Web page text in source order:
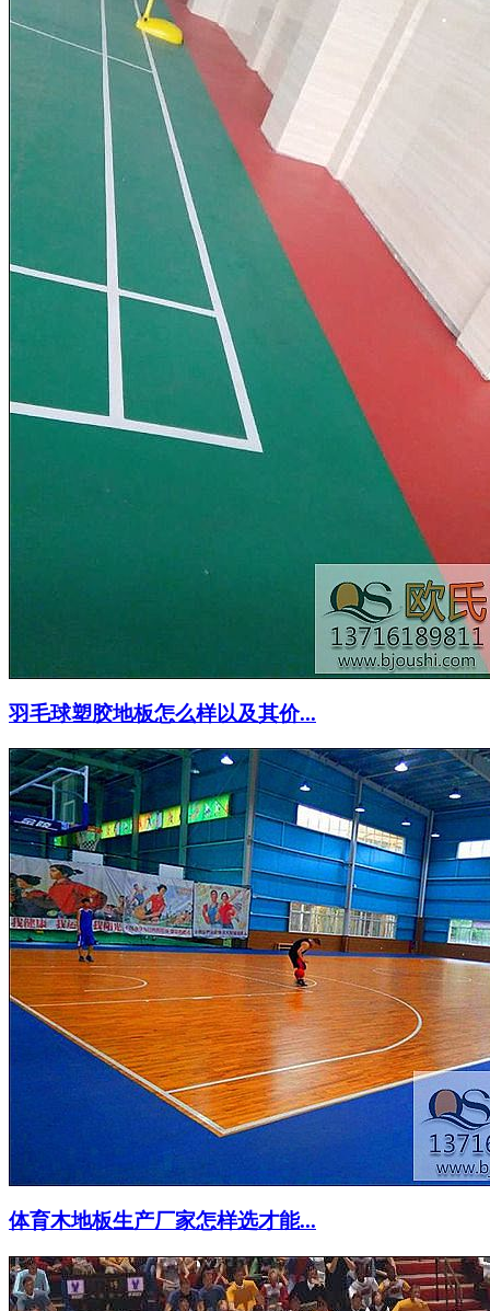
羽毛球塑胶地板怎么样以及其价...
体育木地板生产厂家怎样选才能...